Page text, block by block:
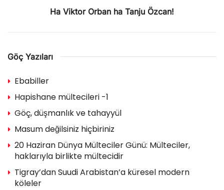
Ha Viktor Orban ha Tanju Özcan!
Göç Yazıları
Ebabiller
Hapishane mültecileri -1
Göç, düşmanlık ve tahayyül
Masum değilsiniz hiçbiriniz
20 Haziran Dünya Mülteciler Günü: Mülteciler,
haklarıyla birlikte mültecidir
Tigray’dan Suudi Arabistan’a küresel modern
köleler